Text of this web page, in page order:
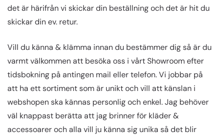
det är härifrån vi skickar din beställning och det är hit du
skickar din ev. retur.
Vill du känna & klämma innan du bestämmer dig så är du
varmt välkommen att besöka oss i vårt Showroom efter
tidsbokning på antingen mail eller telefon. Vi jobbar på
att ha ett sortiment som är unikt och vill att känslan i
webshopen ska kännas personlig och enkel. Jag behöver
väl knappast berätta att jag brinner för kläder &
accessoarer och alla vill ju känna sig unika så det blir